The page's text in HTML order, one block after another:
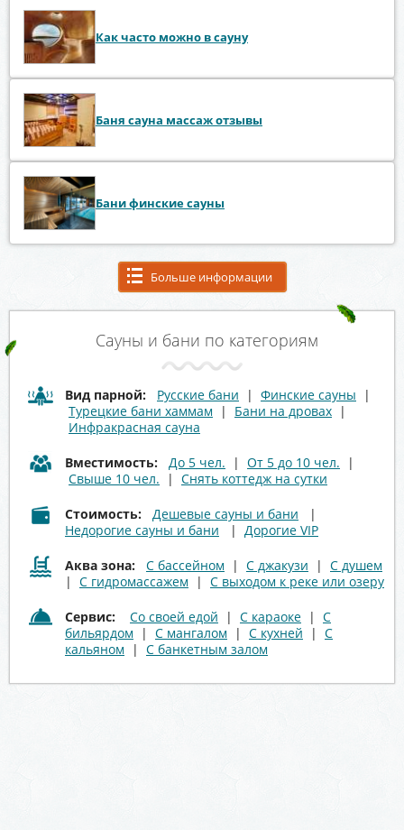
Как часто можно в сауну
Баня сауна массаж отзывы
Бани финские сауны
Больше информации
Сауны и бани по категориям
Вид парной: Русские бани | Финские сауны |
Турецкие бани хаммам | Бани на дровах |
Инфракрасная сауна
Вместимость: До 5 чел. | От 5 до 10 чел. |
Свыше 10 чел. | Снять коттедж на сутки
Стоимость: Дешевые сауны и бани |
Недорогие сауны и бани | Дорогие VIP
Аква зона: С бассейном | С джакузи | С душем
| С гидромассажем | С выходом к реке или озеру
Сервис: Со своей едой | С караоке | С
бильярдом | С мангалом | С кухней | С
кальяном | С банкетным залом